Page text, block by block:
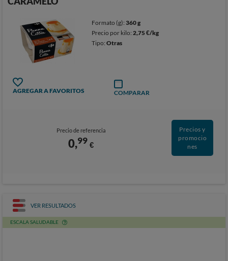
Formato (g):360 g
Precio por kilo:2,75 €/kg
Tipo:Otras
AGREGAR A FAVORITOS COMPARAR
Precio de referencia
0,99 €
Precios y
promocio
nes
VER RESULTADOS
ESCALA SALUDABLE